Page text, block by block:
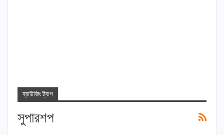
ব্রাউজিং ট্যাগ
সুপারশপ